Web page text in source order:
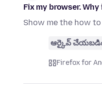
Fix my browser.
Show me the how
ఆర్కైవ్
Firefox for